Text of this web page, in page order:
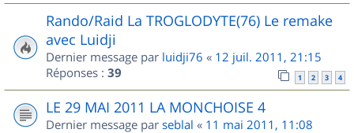
Rando/Raid La TROGLODYTE(76) Le remake
avec Luidji
Dernier message par luidji76 « 12 juil. 2011, 21:15
Réponses : 39 1 2 3 4
LE 29 MAI 2011 LA MONCHOISE 4
Dernier message par seblal « 11 mai 2011, 11:08